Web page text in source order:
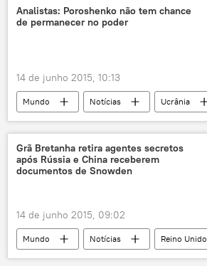
Espaço
Terra
Analistas: Poroshenko não tem chance
de permanecer no poder
14 de junho 2015, 10:13
Mundo Notícias
Ucrânia
Pyotr Poroshenko
opinião
Ucrânia em foco da política internacional
Grã Bretanha retira agentes secretos
após Rússia e China receberem
documentos de Snowden
14 de junho 2015, 09:02
Mundo Notícias
Reino Unido
China
Edward Snowden